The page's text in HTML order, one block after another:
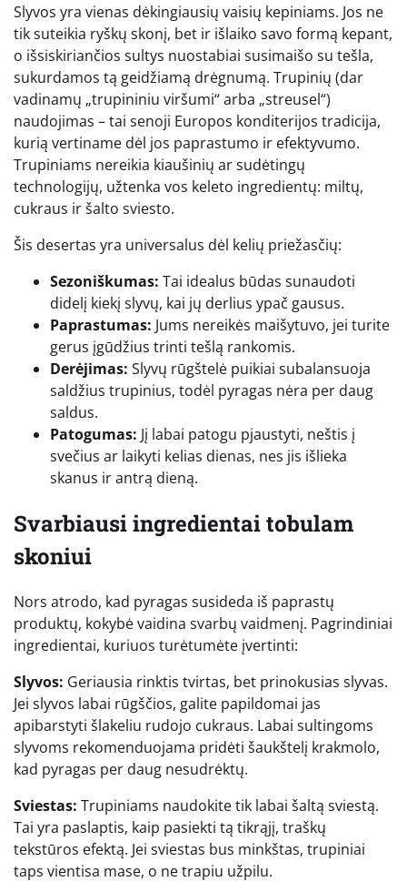
Slyvos yra vienas dėkingiausių vaisių kepiniams. Jos ne
tik suteikia ryškų skonį, bet ir išlaiko savo formą kepant,
o išsiskiriančios sultys nuostabiai susimaišo su tešla,
sukurdamos tą geidžiamą drėgnumą. Trupinių (dar
vadinamų „trupininiu viršumi“ arba „streusel“)
naudojimas – tai senoji Europos konditerijos tradicija,
kurią vertiname dėl jos paprastumo ir efektyvumo.
Trupiniams nereikia kiaušinių ar sudėtingų
technologijų, užtenka vos keleto ingredientų: miltų,
cukraus ir šalto sviesto.
Šis desertas yra universalus dėl kelių priežasčių:
Sezoniškumas: Tai idealus būdas sunaudoti
didelį kiekį slyvų, kai jų derlius ypač gausus.
Paprastumas: Jums nereikės maišytuvo, jei turite
gerus įgūdžius trinti tešlą rankomis.
Derėjimas: Slyvų rūgštelė puikiai subalansuoja
saldžius trupinius, todėl pyragas nėra per daug
saldus.
Patogumas: Jį labai patogu pjaustyti, neštis į
svečius ar laikyti kelias dienas, nes jis išlieka
skanus ir antrą dieną.
Svarbiausi ingredientai tobulam
skoniui
Nors atrodo, kad pyragas susideda iš paprastų
produktų, kokybė vaidina svarbų vaidmenį. Pagrindiniai
ingredientai, kuriuos turėtumėte įvertinti:
Slyvos: Geriausia rinktis tvirtas, bet prinokusias slyvas.
Jei slyvos labai rūgščios, galite papildomai jas
apibarstyti šlakeliu rudojo cukraus. Labai sultingoms
slyvoms rekomenduojama pridėti šaukštelį krakmolo,
kad pyragas per daug nesudrėktų.
Sviestas: Trupiniams naudokite tik labai šaltą sviestą.
Tai yra paslaptis, kaip pasiekti tą tikrąjį, traškų
tekstūros efektą. Jei sviestas bus minkštas, trupiniai
taps vientisa mase, o ne trapiu užpilu.